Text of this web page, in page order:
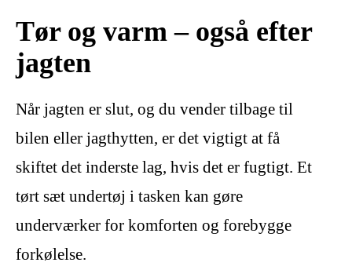
Tør og varm – også efter
jagten
Når jagten er slut, og du vender tilbage til
bilen eller jagthytten, er det vigtigt at få
skiftet det inderste lag, hvis det er fugtigt. Et
tørt sæt undertøj i tasken kan gøre
underværker for komforten og forebygge
forkølelse.